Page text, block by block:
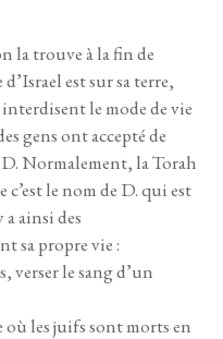
la trouve à la fin de
est sur sa terre,
le mode de vie
gens ont accepté de
Normalement, la Torah
c’est le nom de D. qui est
ainsi des
sa propre vie :
le sang d’un
où les juifs sont morts en